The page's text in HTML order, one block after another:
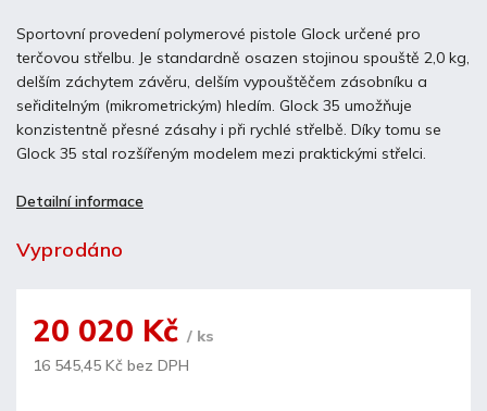
Sportovní provedení polymerové pistole Glock určené pro
terčovou střelbu. Je standardně osazen stojinou spouště 2,0 kg,
delším záchytem závěru, delším vypouštěčem zásobníku a
seřiditelným (mikrometrickým) hledím. Glock 35 umožňuje
konzistentně přesné zásahy i při rychlé střelbě. Díky tomu se
Glock 35 stal rozšířeným modelem mezi praktickými střelci.
Detailní informace
Vyprodáno
20 020 Kč / ks
16 545,45 Kč bez DPH